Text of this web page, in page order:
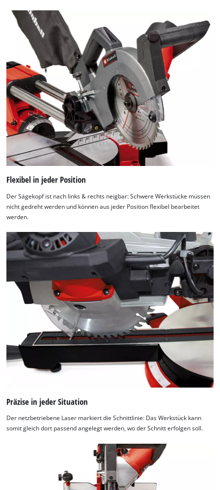
Flexibel in jeder Position
Der Sägekopf ist nach links & rechts neigbar: Schwere Werkstücke müssen
nicht gedreht werden und können aus jeder Position flexibel bearbeitet
werden.
Präzise in jeder Situation
Der netzbetriebene Laser markiert die Schnittlinie: Das Werkstück kann
somit gleich dort passend angelegt werden, wo der Schnitt erfolgen soll.